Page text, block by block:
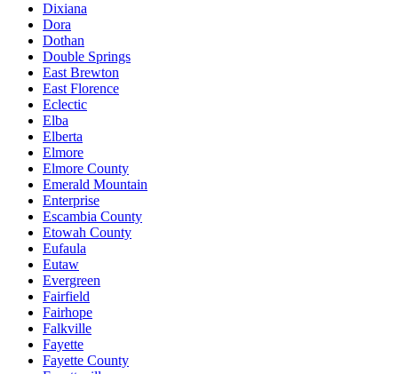
Dixiana
Dora
Dothan
Double Springs
East Brewton
East Florence
Eclectic
Elba
Elberta
Elmore
Elmore County
Emerald Mountain
Enterprise
Escambia County
Etowah County
Eufaula
Eutaw
Evergreen
Fairfield
Fairhope
Falkville
Fayette
Fayette County